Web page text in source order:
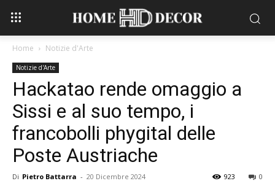
Home Notizie d'Arte
Notizie d'Arte
Hackatao rende omaggio a
Sissi e al suo tempo, i
francobolli phygital delle
Poste Austriache
Di Pietro Battarra - 20 Dicembre 2024 0
923